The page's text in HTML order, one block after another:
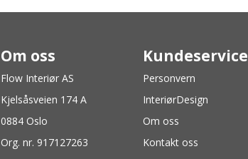
Om oss
Flow Interiør AS
Kjelsåsveien 174 A
0884 Oslo
Org. nr. 917127263
Kundeservice
Personvern
InteriørDesign
Om oss
Kontakt oss